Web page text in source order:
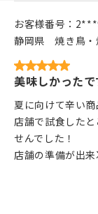
お客様番号：
静岡県
焼き鳥
美味しかったで
夏に向けて辛い
店舗で試食した
せんでした！
店舗の準備が出